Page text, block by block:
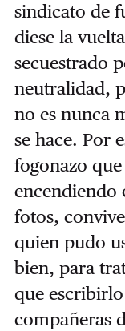
sindicato de
diese la
secuestrado
neutralidad,
no es nunca
se hace. Por
fogonazo que
encendiendo
fotos,
quien pudo
bien, para
que
compañeras